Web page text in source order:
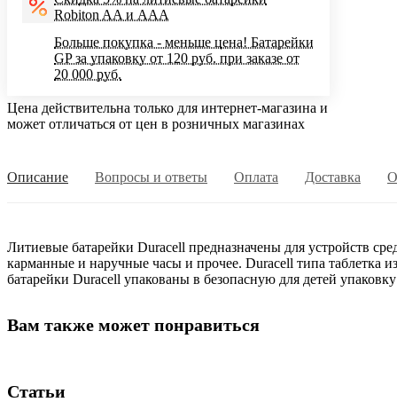
Robiton AA и AAA
Больше покупка - меньше цена! Батарейки
GP за упаковку от 120 руб. при заказе от
20 000 руб.
Цена действительна только для интернет-магазина и
может отличаться от цен в розничных магазинах
Описание Вопросы и ответы Оплата Доставка
Литиевые батарейки Duracell предназначены для устройств
карманные и наручные часы и прочее. Duracell типа таблетка
батарейки Duracell упакованы в безопасную для детей
Вам также может понравиться
Статьи